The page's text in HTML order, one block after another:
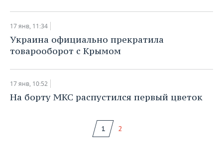
17 янв, 11:34
Украина официально прекратила
товарооборот с Крымом
17 янв, 10:52
На борту МКС распустился первый цветок
1 2